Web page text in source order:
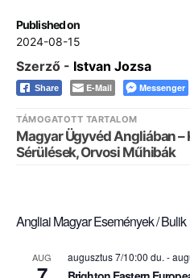
Published on
2024-08-15
Szerző - Istvan Jozsa
Share E-Mail Messenger
TÁMOGATOTT TARTALOM
Magyar Ügyvéd Angliában
Sérülések, Orvosi Műhibák
Angliai Magyar Események / Bulik
AUG augusztus 7/10:00 du. -